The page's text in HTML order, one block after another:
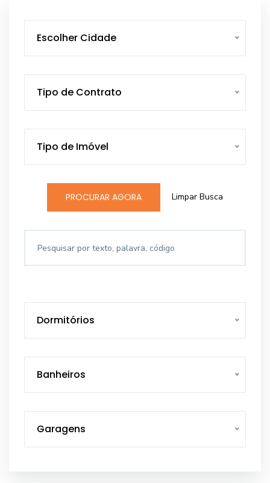
Escolher Cidade
Tipo de Contrato
Tipo de Imóvel
PROCURAR AGORA Limpar Busca
Dormitórios
Banheiros
Garagens